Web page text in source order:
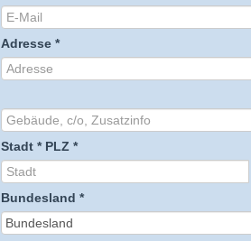
Adresse *
Stadt * PLZ *
Bundesland *